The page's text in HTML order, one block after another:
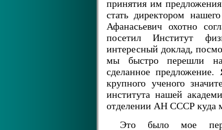
принятия им
стать директором
Афанасьевич охотно
посетил Институт
интересный доклад,
мы быстро перешли
сделанное
крупного ученого
института нашей
отделении АН СССР куда
Это было мое